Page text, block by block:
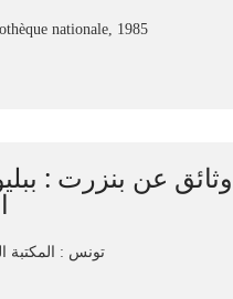
nationale, 1985
وثائق عن بنزرت :
تونس : المكتبة